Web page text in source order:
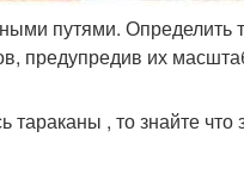
путями. Определить
предупредив их
, то знайте